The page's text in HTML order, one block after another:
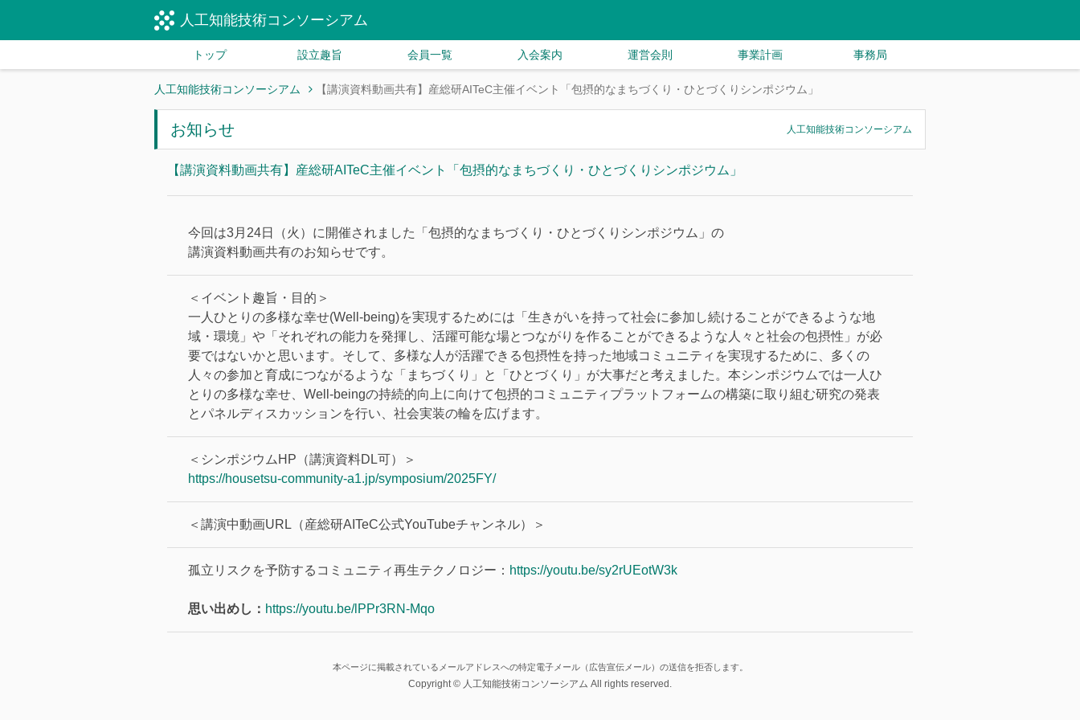
人工知能技術コンソーシアム
トップ 設立趣旨 会員一覧 入会案内 運営会則 事業計画 事務局
人工知能技術コンソーシアム 【講演資料動画共有】産総研AITeC主催イベント「包摂的なまちづくり・ひとづくりシンポジウム」
お知らせ 人工知能技術コンソーシアム
【講演資料動画共有】産総研AITeC主催イベント「包摂的なまちづくり・ひとづくりシンポジウム」
今回は3月24日（火）に開催されました「包摂的なまちづくり・ひとづくりシンポジウム」の
講演資料動画共有のお知らせです。
＜イベント趣旨・目的＞
一人ひとりの多様な幸せ(Well-being)を実現するためには「生きがいを持って社会に参加し続けることができるような地
域・環境」や「それぞれの能力を発揮し、活躍可能な場とつながりを作ることができるような人々と社会の包摂性」が必
要ではないかと思います。そして、多様な人が活躍できる包摂性を持った地域コミュニティを実現するために、多くの
人々の参加と育成につながるような「まちづくり」と「ひとづくり」が大事だと考えました。本シンポジウムでは一人ひ
とりの多様な幸せ、Well-beingの持続的向上に向けて包摂的コミュニティプラットフォームの構築に取り組む研究の発表
とパネルディスカッションを行い、社会実装の輪を広げます。
＜シンポジウムHP（講演資料DL可）＞
https://housetsu-community-a1.jp/symposium/2025FY/
＜講演中動画URL（産総研AITeC公式YouTubeチャンネル）＞
孤立リスクを予防するコミュニティ再生テクノロジー： https://youtu.be/sy2rUEotW3k
思い出めし： https://youtu.be/lPPr3RN-Mqo
本ページに掲載されているメールアドレスへの特定電子メール（広告宣伝メール）の送信を拒否します。
Copyright © 人工知能技術コンソーシアム All rights reserved.